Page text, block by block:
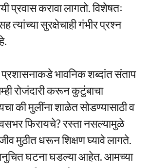
प्रवास करावा लागतो. विशेषतः
त्यांच्या सुरक्षेचाही गंभीर प्रश्न
प्रशासनाकडे भावनिक शब्दांत संताप
रोजंदारी करून कुटुंबाचा
की मुलींना शाळेत सोडण्यासाठी व
फिरायचे? रस्ता नसल्यामुळे
मुठीत धरून शिक्षण घ्यावे लागते.
अनुचित घटना घडल्या आहेत. आमच्या